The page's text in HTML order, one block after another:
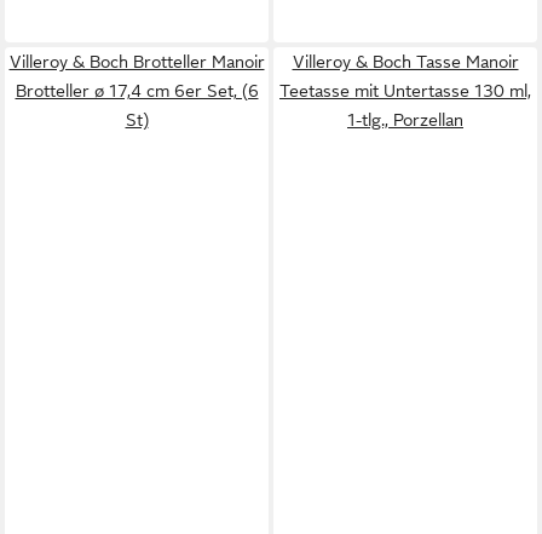
Villeroy & Boch Brotteller Manoir
Brotteller ø 17,4 cm 6er Set, (6
St)
Villeroy & Boch Tasse Manoir
Teetasse mit Untertasse 130 ml,
1-tlg., Porzellan